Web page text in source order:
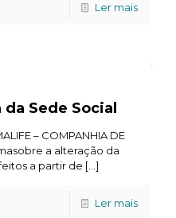
Ler mais
Sede Social
– COMPANHIA DE
a alteração da
a partir de […]
Ler mais